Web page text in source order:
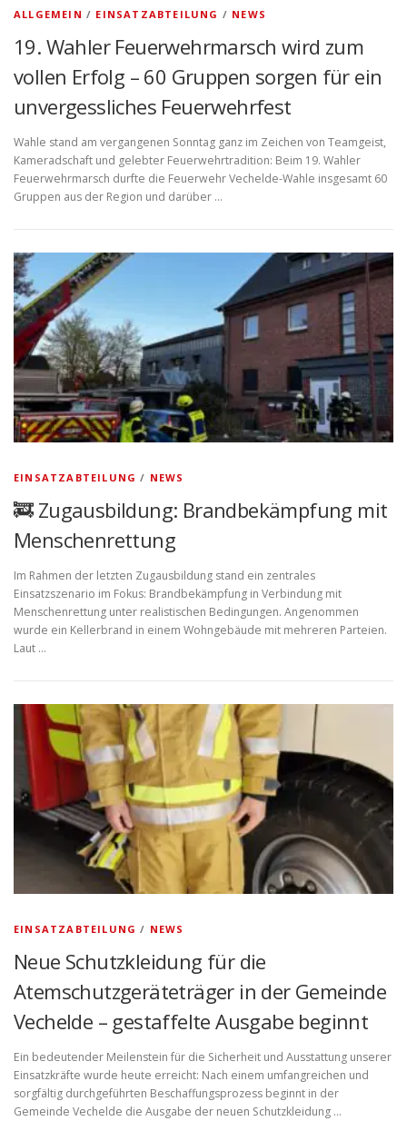
ALLGEMEIN / EINSATZABTEILUNG / NEWS
19. Wahler Feuerwehrmarsch wird zum
vollen Erfolg – 60 Gruppen sorgen für ein
unvergessliches Feuerwehrfest
Wahle stand am vergangenen Sonntag ganz im Zeichen von Teamgeist,
Kameradschaft und gelebter Feuerwehrtradition: Beim 19. Wahler
Feuerwehrmarsch durfte die Feuerwehr Vechelde-Wahle insgesamt 60
Gruppen aus der Region und darüber …
EINSATZABTEILUNG / NEWS
🚒 Zugausbildung: Brandbekämpfung mit
Menschenrettung
Im Rahmen der letzten Zugausbildung stand ein zentrales
Einsatzszenario im Fokus: Brandbekämpfung in Verbindung mit
Menschenrettung unter realistischen Bedingungen. Angenommen
wurde ein Kellerbrand in einem Wohngebäude mit mehreren Parteien.
Laut …
EINSATZABTEILUNG / NEWS
Neue Schutzkleidung für die
Atemschutzgeräteträger in der Gemeinde
Vechelde – gestaffelte Ausgabe beginnt
Ein bedeutender Meilenstein für die Sicherheit und Ausstattung unserer
Einsatzkräfte wurde heute erreicht: Nach einem umfangreichen und
sorgfältig durchgeführten Beschaffungsprozess beginnt in der
Gemeinde Vechelde die Ausgabe der neuen Schutzkleidung …